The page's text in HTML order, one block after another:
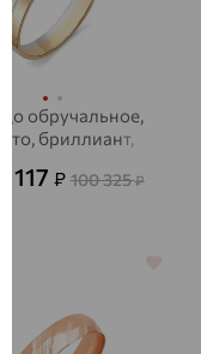
обручальное,
бриллиант,
117 ₽ 100 325₽